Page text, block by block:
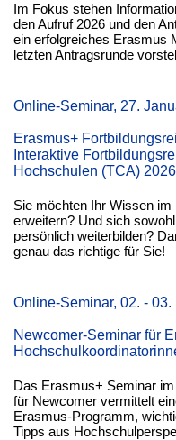
Im Fokus stehen
den Aufruf 2026 und den
ein erfolgreiches Erasmus
letzten Antragsrunde
Online-Seminar, 27.
Erasmus+
Interaktive
Hochschulen (TCA) 2026
Sie möchten Ihr Wissen
erweitern? Und sich
persönlich weiterbilden?
genau das richtige für Sie!
Online-Seminar, 02. -
Newcomer-Seminar für
Das Erasmus+ Seminar
für Newcomer vermittelt
Erasmus-Programm,
Tipps aus